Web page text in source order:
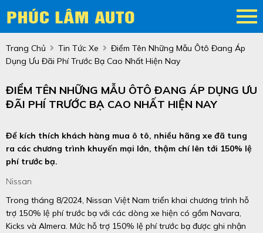
Trang Chủ Tin Tức Xe
Điểm Tên Những Mẫu Ôtô Đang Áp
Dụng Ưu Đãi Phí Trước Bạ Cao Nhất Hiện Nay
ĐIỂM TÊN NHỮNG MẪU ÔTÔ ĐANG ÁP DỤNG ƯU
ĐÃI PHÍ TRƯỚC BẠ CAO NHẤT HIỆN NAY
Để kích thích khách hàng mua ô tô, nhiều hãng xe đã tung
ra các chương trình khuyến mại lớn, thậm chí lên tới 150% lệ
phí trước bạ.
Nissan
Trong tháng 8/2024, Nissan Việt Nam triển khai chương trình hỗ
trợ 150% lệ phí trước bạ với các dòng xe hiện có gồm Navara,
Kicks và Almera. Mức hỗ trợ 150% lệ phí trước bạ được ghi nhận